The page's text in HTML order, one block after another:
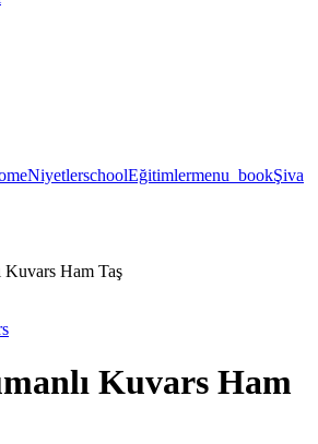
NiyetlerschoolEğitimlermenu_bookŞiva
Ham Taş
Kuvars Ham